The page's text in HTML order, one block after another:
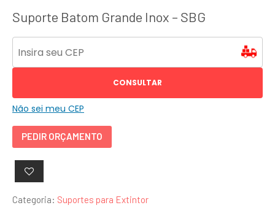
Suporte Batom Grande Inox – SBG
CONSULTAR
Não sei meu CEP
PEDIR ORÇAMENTO
Categoria: Suportes para Extintor